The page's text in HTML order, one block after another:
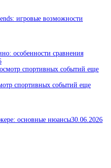
игровые возможности
особенности сравнения
спортивных событий еще
основные нюансы30.06.2026